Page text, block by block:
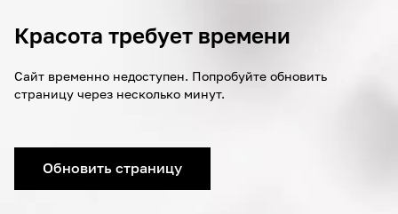
Красота требует времени
Сайт временно недоступен. Попробуйте обновить
страницу через несколько минут.
Обновить страницу